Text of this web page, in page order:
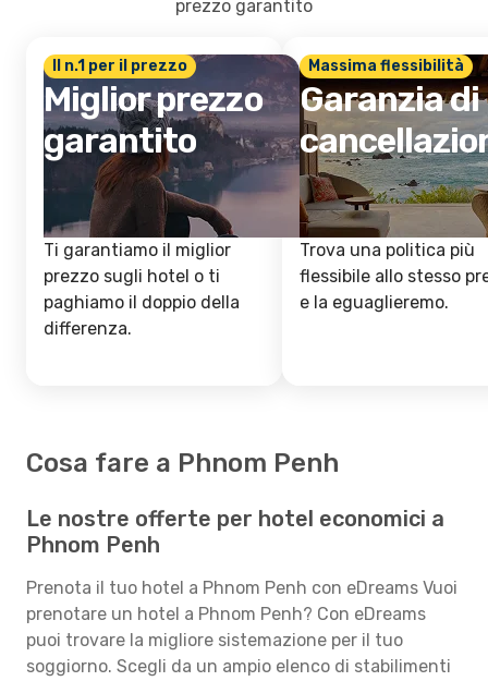
prezzo garantito
Il n.1 per il prezzo
Miglior prezzo
garantito
Ti garantiamo il miglior
prezzo sugli hotel o ti
paghiamo il doppio della
differenza.
Massima flessibilità
Garanzia di
Trova una politica più
flessibile allo stesso
e la eguaglieremo.
Cosa fare a Phnom Penh
Le nostre offerte per hotel economici a
Phnom Penh
Prenota il tuo hotel a Phnom Penh con eDreams Vuoi
prenotare un hotel a Phnom Penh? Con eDreams
puoi trovare la migliore sistemazione per il tuo
soggiorno. Scegli da un ampio elenco di stabilimenti